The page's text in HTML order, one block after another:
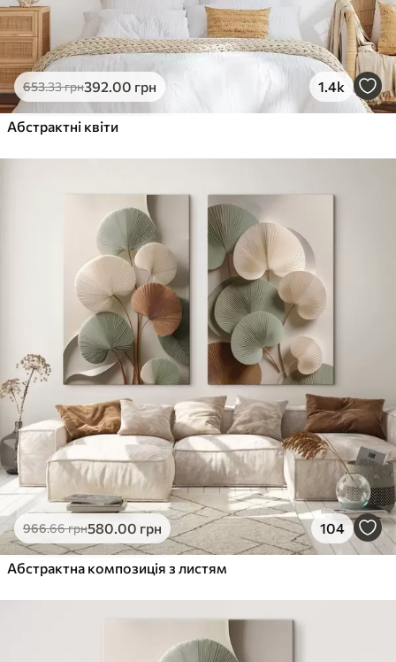
653.33грн392.00 грн 1.4k
Абстрактні квіти
966.66грн580.00 грн 104
Абстрактна композиція з листям